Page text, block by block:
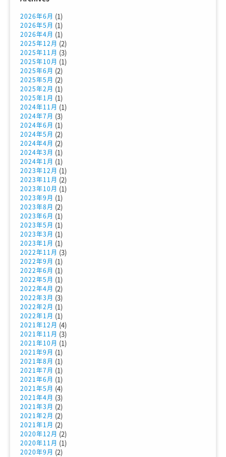
2026年6月 (1)
2026年5月 (1)
2026年4月 (1)
2025年12月 (2)
2025年11月 (3)
2025年10月 (1)
2025年6月 (2)
2025年5月 (2)
2025年2月 (1)
2025年1月 (1)
2024年11月 (1)
2024年7月 (3)
2024年6月 (1)
2024年5月 (2)
2024年4月 (2)
2024年3月 (1)
2024年1月 (1)
2023年12月 (1)
2023年11月 (2)
2023年10月 (1)
2023年9月 (1)
2023年8月 (2)
2023年6月 (1)
2023年5月 (1)
2023年3月 (1)
2023年1月 (1)
2022年11月 (3)
2022年9月 (1)
2022年6月 (1)
2022年5月 (1)
2022年4月 (2)
2022年3月 (3)
2022年2月 (1)
2022年1月 (1)
2021年12月 (4)
2021年11月 (3)
2021年10月 (1)
2021年9月 (1)
2021年8月 (1)
2021年7月 (1)
2021年6月 (1)
2021年5月 (4)
2021年4月 (3)
2021年3月 (2)
2021年2月 (2)
2021年1月 (2)
2020年12月 (2)
2020年11月 (1)
2020年9月 (2)